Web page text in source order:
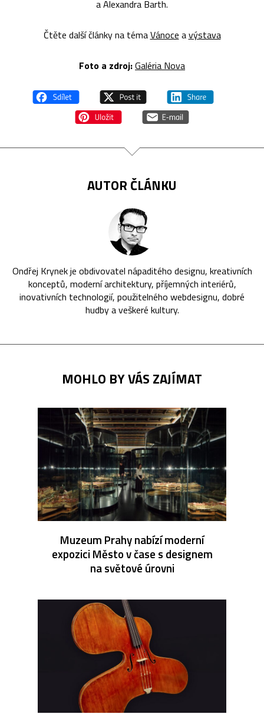
a Alexandra Barth.
Čtěte další články na témaVánoce avýstava
Foto a zdroj:Galéria Nova
AUTOR ČLÁNKU
Ondřej Krynek je obdivovatel nápaditého designu, kreativních
konceptů, moderní architektury, příjemných interiérů,
inovativních technologií, použitelného webdesignu, dobré
hudby a veškeré kultury.
MOHLO BY VÁS ZAJÍMAT
Muzeum Prahy nabízí moderní
expozici Město v čase s designem
na světové úrovni